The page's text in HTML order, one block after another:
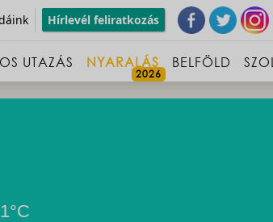
Hírlevél feliratkozás
UTAZÁS NYARALÁS BELFÖLD